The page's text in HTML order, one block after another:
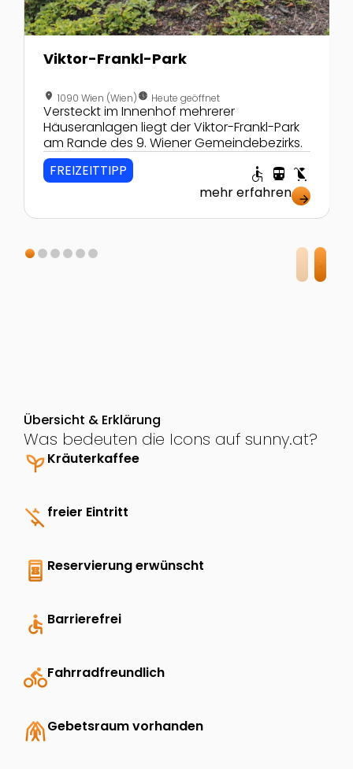
Viktor-Frankl-Park
location_on 1090 Wien (Wien)nest_clock_farsight_analog Heute geöffnet
Versteckt im Innenhof mehrerer
Häuseranlagen liegt der Viktor-Frankl-Park
am Rande des 9. Wiener Gemeindebezirks.
FREIZEITTIPP
accessible directions_transit child_friendly
mehr erfahren arrow_forward
Übersicht & Erklärung
Was bedeuten die Icons auf sunny.at?
psychiatryKräuterkaffee
money_off freier Eintritt
book_online Reservierung erwünscht
accessible Barrierefrei
directions_bikeFahrradfreundlich
folded_handsGebetsraum vorhanden